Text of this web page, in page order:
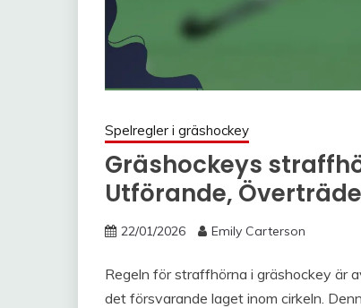
Spelregler i gräshockey
Gräshockeys
Utförande,
22/01/2026 Emily Carterson
Regeln för straffhörna i gräshockey är
det försvarande laget inom cirkeln.